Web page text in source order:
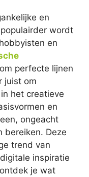
en
wordt
en
perfecte lijnen
juist om
het creatieve
en
ongeacht
bereiken. Deze
trend van
inspiratie
je wat